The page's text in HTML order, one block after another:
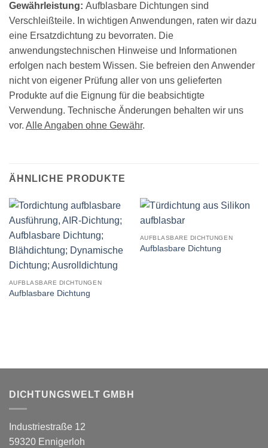
Gewährleistung: Aufblasbare Dichtungen sind
Verschleißteile. In wichtigen Anwendungen, raten wir dazu
eine Ersatzdichtung zu bevorraten. Die
anwendungstechnischen Hinweise und Informationen
erfolgen nach bestem Wissen. Sie befreien den Anwender
nicht von eigener Prüfung aller von uns gelieferten
Produkte auf die Eignung für die beabsichtigte
Verwendung. Technische Änderungen behalten wir uns
vor. Alle Angaben ohne Gewähr.
ÄHNLICHE PRODUKTE
AUFBLASBARE DICHTUNGEN
Aufblasbare Dichtung
AUFBLASBARE DICHTUNGEN
Aufblasbare Dichtung
DICHTUNGSWELT GMBH
Industriestraße 12
59320 Ennigerloh